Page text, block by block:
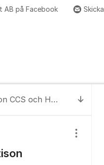
AB på Facebook
Till
Är Hydrokortison CCS och Hydrokortison Trimb samma sak?
Visa/